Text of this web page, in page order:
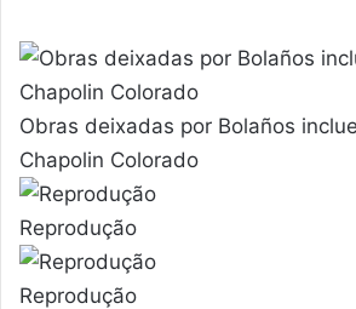
Obras deixadas por Bolaños
Chapolin Colorado
Reprodução
Reprodução